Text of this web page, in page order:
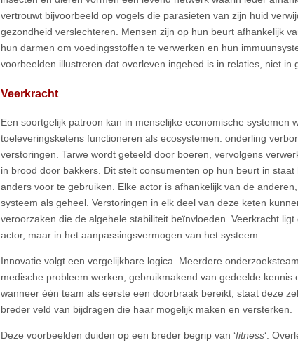
vertrouwt bijvoorbeeld op vogels die parasieten van zijn huid
gezondheid verslechteren. Mensen zijn op hun beurt afhankelijk
hun darmen om voedingsstoffen te verwerken en hun
voorbeelden illustreren dat overleven ingebed is in relaties, niet in
Veerkracht
Een soortgelijk patroon kan in menselijke economische systemen
toeleveringsketens functioneren als ecosystemen: onderling
verstoringen. Tarwe wordt geteeld door boeren, vervolgens
in brood door bakkers. Dit stelt consumenten op hun beurt in
anders voor te gebruiken. Elke actor is afhankelijk van de
systeem als geheel. Verstoringen in elk deel van deze keten
veroorzaken die de algehele stabiliteit beïnvloeden. Veerkracht
actor, maar in het aanpassingsvermogen van het systeem.
Innovatie volgt een vergelijkbare logica. Meerdere
medische probleem werken, gebruikmakend van gedeelde
wanneer één team als eerste een doorbraak bereikt, staat deze
breder veld van bijdragen die haar mogelijk maken en versterken.
Deze voorbeelden duiden op een breder begrip van ‘fitness‘.